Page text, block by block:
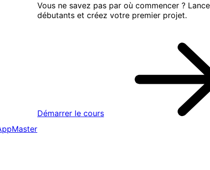
Vous ne savez pas par où commencer ?
débutants et créez votre premier projet.
Démarrer le cours